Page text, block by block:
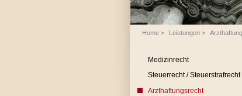
Home> Leistungen>
Medizinrecht
Steuerrecht / Steuerstrafrecht
Arzthaftungsrecht